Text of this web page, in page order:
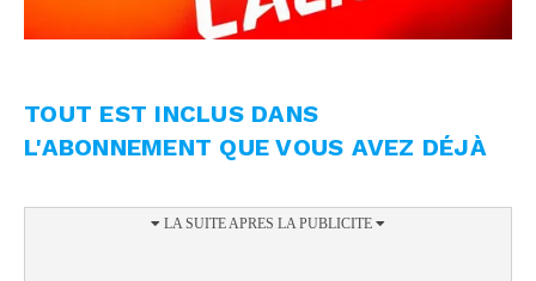
TOUT EST INCLUS DANS
L'ABONNEMENT QUE VOUS AVEZ DÉJÀ